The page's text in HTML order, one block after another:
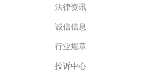
法律资讯
诚信信息
行业规章
投诉中心